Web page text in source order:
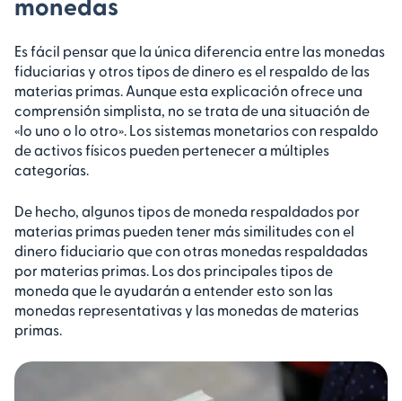
Es fácil pensar que la única diferencia entre las monedas
fiduciarias y otros tipos de dinero es el respaldo de las
materias primas. Aunque esta explicación ofrece una
comprensión simplista, no se trata de una situación de
«lo uno o lo otro». Los sistemas monetarios con respaldo
de activos físicos pueden pertenecer a múltiples
categorías.
De hecho, algunos tipos de moneda respaldados por
materias primas pueden tener más similitudes con el
dinero fiduciario que con otras monedas respaldadas
por materias primas. Los dos principales tipos de
moneda que le ayudarán a entender esto son las
monedas representativas y las monedas de materias
primas.